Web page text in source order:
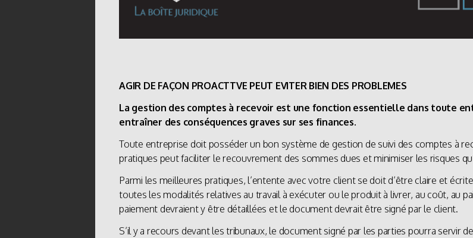
AGIR DE FAÇON PROACTTVE PEUT EVITER BIEN DES PROBLEMES
La gestion des comptes à recevoir est une fonction essentielle dans toute
entraîner des conséquences graves sur ses finances.
Toute entreprise doit posséder un bon système de gestion de suivi des comptes à
pratiques peut faciliter le recouvrement des sommes dues et minimiser les risques
Parmi les meilleures pratiques, l’entente avec votre client se doit d’être claire et
toutes les modalités relatives au travail à exécuter ou le produit à livrer, au coût, au
paiement devraient y être détaillées et le document devrait être signé par le client.
S’il y a recours devant les tribunaux, le document signé par les parties pourra servir